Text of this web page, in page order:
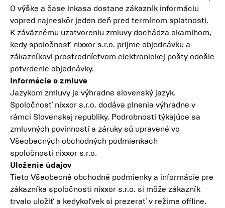
O výške a čase inkasa dostane zákazník informáciu
vopred najneskôr jeden deň pred termínom splatnosti.
K záväznému uzatvoreniu zmluvy dochádza okamihom,
kedy spoločnosť nixxor s.r.o. prijme objednávku a
zákazníkovi prostredníctvom elektronickej pošty odošle
potvrdenie objednávky.
Informácie o zmluve
Jazykom zmluvy je výhradne slovenský jazyk.
Spoločnosť nixxor s.r.o. dodáva plnenia výhradne v
rámci Slovenskej republiky. Podrobnosti týkajúce sa
zmluvných povinností a záruky sú upravené vo
Všeobecných obchodných podmienkach
spoločnosti nixxor s.r.o.
Uloženie údajov
Tieto Všeobecné obchodné podmienky a informácie pre
zákazníka spoločnosti nixxor s.r.o. si môže zákazník
trvalo uložiť a kedykoľvek si prezerať v režime offline.